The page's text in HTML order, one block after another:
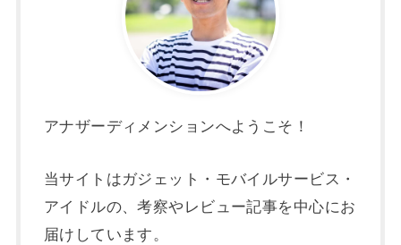
アナザーディメンションへようこそ！
当サイトはガジェット・モバイルサービス・
アイドルの、考察やレビュー記事を中心にお
届けしています。